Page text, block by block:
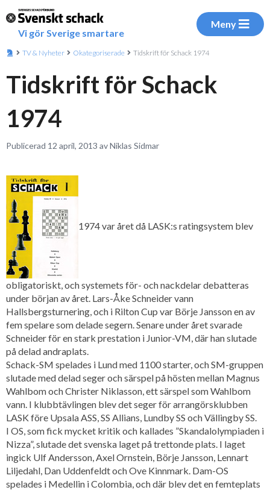
Vi gör Sverige smartare
Meny
TV & Nyheter Okategoriserade Tidskrift för Schack 1974
Tidskrift för Schack
1974
Publicerad 12 april, 2013 av Niklas Sidmar
1974 var året då LASK:s ratingsystem blev
obligatoriskt, och systemets för- och nackdelar debatteras
under början av året. Lars-Åke Schneider vann
Hallsbergsturnering, och i Rilton Cup var Börje Jansson en av
fem spelare som delade segern. Senare under året svarade
Schneider för en stark prestation i Junior-VM, där han slutade
på delad andraplats.
Schack-SM spelades i Lund med 1100 starter, och SM-gruppen
slutade med delad seger och särspel på hösten mellan Magnus
Wahlbom och Christer Niklasson, ett särspel som Wahlbom
vann. I klubbtävlingen blev det seger för arrangörsklubben
LASK före Upsala ASS, SS Allians, Lundby SS och Vällingby SS.
I OS, som fick mycket kritik och kallades ”Skandalolympiaden i
Nizza”, slutade det svenska laget på trettonde plats. I laget
ingick Ulf Andersson, Axel Ornstein, Börje Jansson, Lennart
Liljedahl, Dan Uddenfeldt och Ove Kinnmark. Dam-OS
spelades i Medellin i Colombia, och där blev det en femteplats